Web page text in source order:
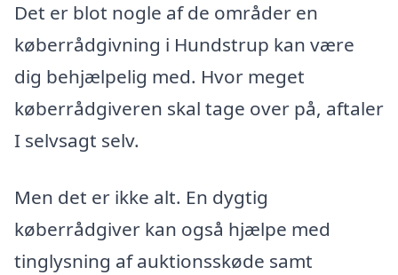
Det er blot nogle af de områder en
køberrådgivning i Hundstrup kan være
dig behjælpelig med. Hvor meget
køberrådgiveren skal tage over på, aftaler
I selvsagt selv.
Men det er ikke alt. En dygtig
køberrådgiver kan også hjælpe med
tinglysning af auktionsskøde samt